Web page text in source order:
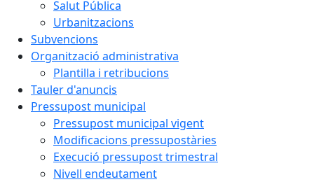
Salut Pública
Urbanitzacions
Subvencions
Organització administrativa
Plantilla i retribucions
Tauler d'anuncis
Pressupost municipal
Pressupost municipal vigent
Modificacions pressupostàries
Execució pressupost trimestral
Nivell endeutament